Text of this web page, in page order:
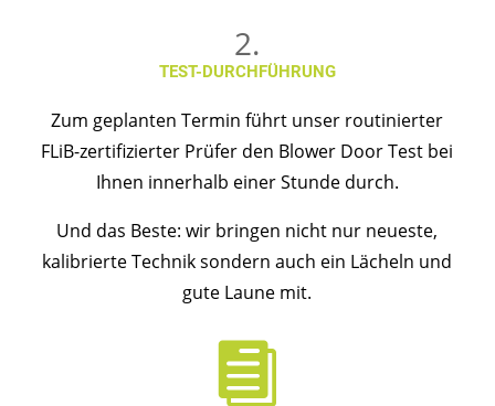
2.
TEST-DURCHFÜHRUNG
Zum geplanten Termin führt unser routinierter
FLiB-zertifizierter Prüfer den Blower Door Test bei
Ihnen innerhalb einer Stunde durch.
Und das Beste: wir bringen nicht nur neueste,
kalibrierte Technik sondern auch ein Lächeln und
gute Laune mit.
